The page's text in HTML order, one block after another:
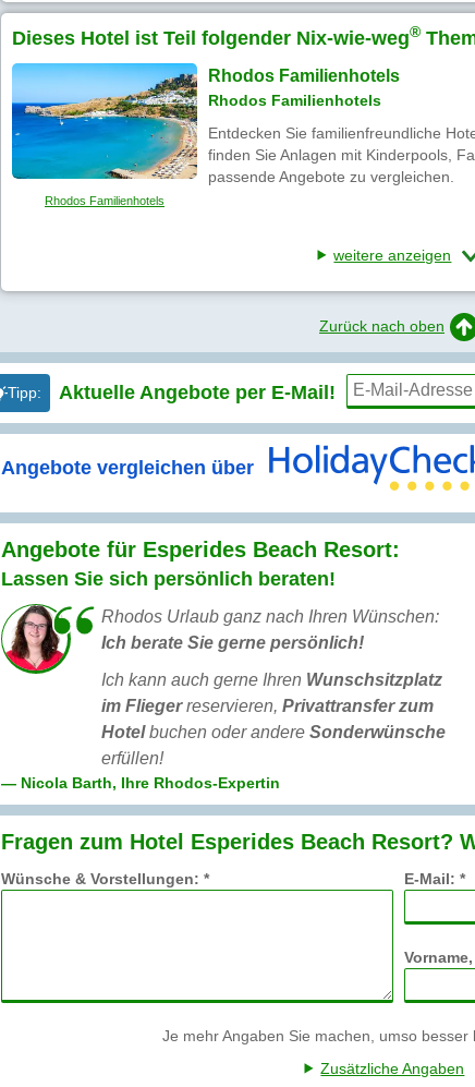
Dieses Hotel ist Teil folgender Nix-wie-weg®
Rhodos Familienhotels
Rhodos Familienhotels
Rhodos Familienhotels
Entdecken Sie familienfreundliche
finden Sie Anlagen mit Kinderpools,
passende Angebote zu vergleichen.
weitere anzeigen
Zurück nach oben
Tipp: Aktuelle Angebote per E-Mail!
Angebote vergleichen über
Angebote für Esperides Beach Resort:
Lassen Sie sich persönlich beraten!
Rhodos Urlaub ganz nach Ihren Wünschen:
Ich berate Sie gerne persönlich!
Ich kann auch gerne Ihren Wunschsitzplatz
im Fliegerreservieren, Privattransfer zum
Hotelbuchen oder andere Sonderwünsche
erfüllen!
— Nicola Barth, Ihre Rhodos-Expertin
Fragen zum Hotel Esperides Beach Resort?
Wünsche & Vorstellungen: * E-Mail: *
Je mehr Angaben Sie machen, umso besser
Zusätzliche Angaben